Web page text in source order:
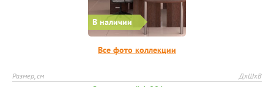
В наличии
Все фото коллекции
Размер, см ДхШхВ